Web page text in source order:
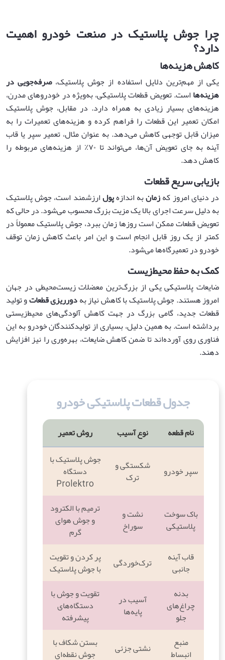
چرا جوش پلاستیک در صنعت خودرو اهمیت
دارد؟
کاهش هزینه‌ها
یکی از مهم‌ترین دلایل استفاده از جوش پلاستیک،صرفه‌جویی در
هزینه‌هااست. تعویض قطعات پلاستیکی، به‌ویژه در خودروهای مدرن،
هزینه‌های بسیار زیادی به همراه دارد. در مقابل، جوش پلاستیک
امکان تعمیر این قطعات را فراهم کرده و هزینه‌های تعمیرات را به
میزان قابل توجهی کاهش می‌دهد. به عنوان مثال، تعمیر سپر یا قاب
آینه به جای تعویض آن‌ها، می‌تواند تا ۷۰٪ از هزینه‌های مربوطه را
کاهش دهد.
بازیابی سریع قطعات
در دنیای امروز کهزمانبه اندازهپولارزشمند است، جوش پلاستیک
به دلیل سرعت اجرای بالا یک مزیت بزرگ محسوب می‌شود. در حالی که
تعویض قطعات ممکن است روزها زمان ببرد، جوش پلاستیک معمولاً در
کمتر از یک روز قابل انجام است و این امر باعث کاهش زمان توقف
خودرو در تعمیرگاه‌ها می‌شود.
کمک به حفظ محیط‌زیست
ضایعات پلاستیکی یکی از بزرگ‌ترین معضلات زیست‌محیطی در جهان
امروز هستند. جوش پلاستیک با کاهش نیاز بهدورریزی قطعاتو تولید
قطعات جدید، گامی بزرگ در جهت کاهش آلودگی‌های محیط‌زیستی
برداشته است. به همین دلیل، بسیاری از تولیدکنندگان خودرو به این
فناوری روی آورده‌اند تا ضمن کاهش ضایعات، بهره‌وری را نیز افزایش
دهند.
جدول قطعات پلاستیکی خودرو
نام قطعه نوع آسیب روش تعمیر
سپر خودرو شکستگی و
ترک
جوش پلاستیک با
دستگاه
Prolektro
باک سوخت
پلاستیکی
نشت و
سوراخ
ترمیم با الکترود
و جوش هوای
گرم
قاب آینه
جانبی ترک‌خوردگی پر کردن و تقویت
با جوش پلاستیک
بدنه
چراغ‌های
جلو
آسیب در
پایه‌ها
تقویت و جوش با
دستگاه‌های
پیشرفته
منبع
انبساط نشتی جزئی بستن شکاف با
جوش نقطه‌ای